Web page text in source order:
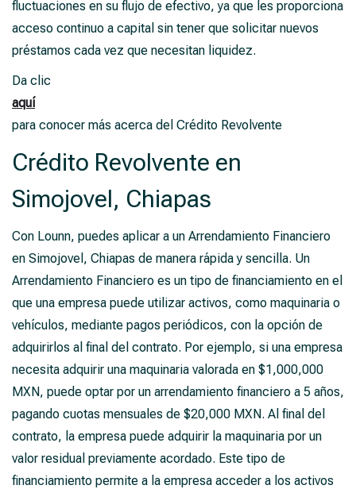
fluctuaciones en su flujo de efectivo, ya que les proporciona
acceso continuo a capital sin tener que solicitar nuevos
préstamos cada vez que necesitan liquidez.
Da clic
aquí
para conocer más acerca del Crédito Revolvente
Crédito Revolvente en
Simojovel, Chiapas
Con Lounn, puedes aplicar a un Arrendamiento Financiero
en Simojovel, Chiapas de manera rápida y sencilla. Un
Arrendamiento Financiero es un tipo de financiamiento en el
que una empresa puede utilizar activos, como maquinaria o
vehículos, mediante pagos periódicos, con la opción de
adquirirlos al final del contrato. Por ejemplo, si una empresa
necesita adquirir una maquinaria valorada en $1,000,000
MXN, puede optar por un arrendamiento financiero a 5 años,
pagando cuotas mensuales de $20,000 MXN. Al final del
contrato, la empresa puede adquirir la maquinaria por un
valor residual previamente acordado. Este tipo de
financiamiento permite a la empresa acceder a los activos